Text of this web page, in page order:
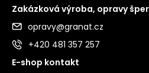
Zakázková výroba, opravy
opravy@granat.cz
+420 481 357 257
E-shop kontakt